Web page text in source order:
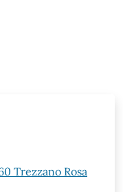
Trezzano Rosa